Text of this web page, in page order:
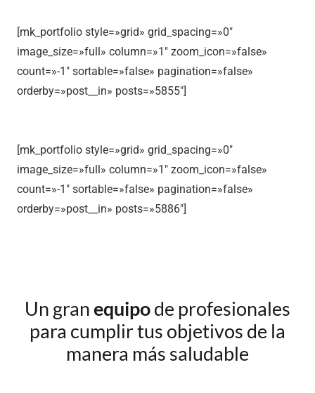
[mk_portfolio style=»grid» grid_spacing=»0″
image_size=»full» column=»1″ zoom_icon=»false»
count=»-1″ sortable=»false» pagination=»false»
orderby=»post__in» posts=»5855″]
[mk_portfolio style=»grid» grid_spacing=»0″
image_size=»full» column=»1″ zoom_icon=»false»
count=»-1″ sortable=»false» pagination=»false»
orderby=»post__in» posts=»5886″]
Un granequipode profesionales
para cumplir tus objetivos de la
manera más saludable